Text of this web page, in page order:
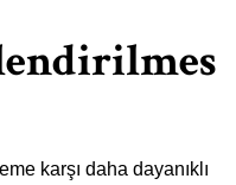
karşı daha dayanıklı